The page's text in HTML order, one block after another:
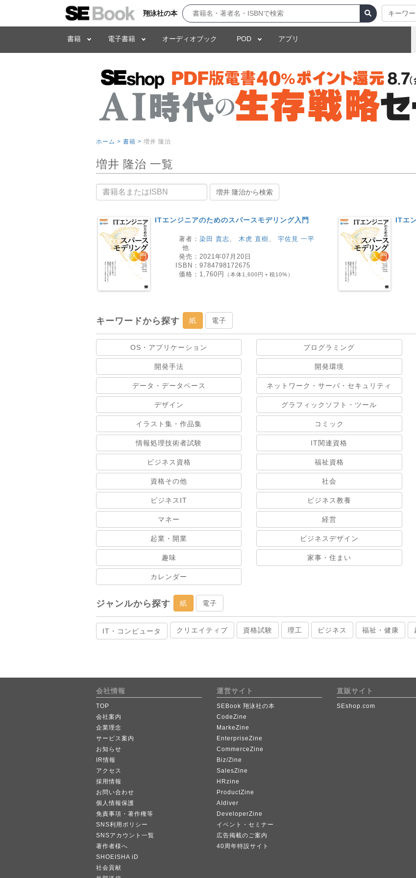
翔泳社の本 キーワ
書籍 電子書籍 オーディオブック POD アプリ
ホーム > 書籍 > 増井 隆治
増井 隆治 一覧
書籍名 増井 隆治から検索
ITエンジニアのためのスパースモデリング入門
著者： 染田 貴志、 木虎 直樹、 宇佐見 一平
他
発売： 2021年07月20日
ISBN： 9784798172675
価格： 1,760円 （本体1,600円＋税10%）
ITエ
キーワードから探す 紙 電子
OS・アプリケーション プログラミング
開発手法 開発環境
データ・データベース ネットワーク・サーバ・セキュリティ
デザイン グラフィックソフト・ツール
イラスト集・作品集 コミック
情報処理技術者試験 IT関連資格
ビジネス資格 福祉資格
資格その他 社会
ビジネスIT ビジネス教養
マネー 経営
起業・開業 ビジネスデザイン
趣味 家事・住まい
カレンダー
ジャンルから探す 紙 電子
IT・コンピュータ クリエイティブ 資格試験 理工 ビジネス 福祉・健康
会社情報
TOP
会社案内
企業理念
サービス案内
お知らせ
IR情報
アクセス
採用情報
お問い合わせ
個人情報保護
免責事項・著作権等
SNS利用ポリシー
SNSアカウント一覧
著作者様へ
SHOEISHA iD
社会貢献
運営サイト
SEBook 翔泳社の本
CodeZine
MarkeZine
EnterpriseZine
CommerceZine
Biz/Zine
SalesZine
HRzine
ProductZine
AIdiver
DeveloperZine
イベント・セミナー
広告掲載のご案内
40周年特設サイト
直販サイト
SEshop.com